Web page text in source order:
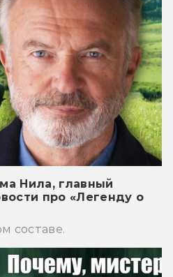
Нила, главный
про «Легенду о
составе.